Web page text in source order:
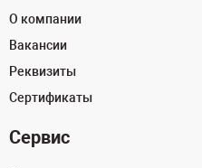
О компании
Вакансии
Реквизиты
Сертификаты
Сервис